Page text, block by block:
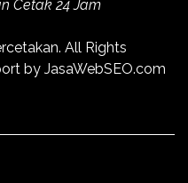
Cetak 24 Jam
All Rights
by JasaWebSEO.com